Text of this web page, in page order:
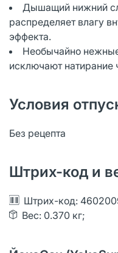
Дышащий нижний
распределяет влагу
эффекта.
Необычайно
исключают
Условия
Без рецепта
Штрих-код и
Штрих-код:
Вес: 0.370 кг;